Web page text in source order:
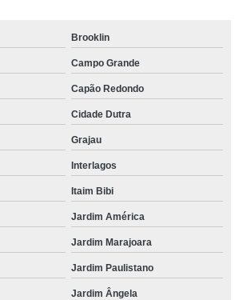
Brooklin
Campo Grande
Capão Redondo
Cidade Dutra
Grajau
Interlagos
Itaim Bibi
Jardim América
Jardim Marajoara
Jardim Paulistano
Jardim Ângela